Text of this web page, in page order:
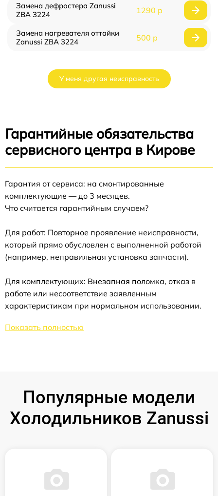
Замена дефростера Zanussi
ZBA 3224
1290 р
Замена нагревателя оттайки
Zanussi ZBA 3224
500 р
У меня другая неисправность
Гарантийные обязательства
сервисного центра в Кирове
Гарантия от сервиса: на смонтированные
комплектующие — до 3 месяцев.
Что считается гарантийным случаем?
Для работ: Повторное проявление неисправности,
который прямо обусловлен с выполненной работой
(например, неправильная установка запчасти).
Для комплектующих: Внезапная поломка, отказ в
работе или несоответствие заявленным
характеристикам при нормальном использовании.
Показать полностью
Популярные модели
Холодильников Zanussi